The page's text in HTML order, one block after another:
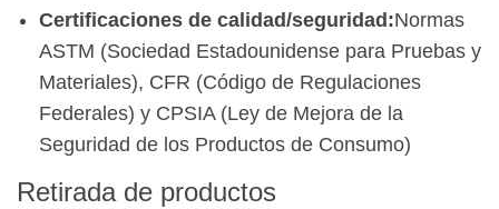
Certificaciones de calidad/seguridad:Normas
ASTM (Sociedad Estadounidense para Pruebas y
Materiales), CFR (Código de Regulaciones
Federales) y CPSIA (Ley de Mejora de la
Seguridad de los Productos de Consumo)
Retirada de productos